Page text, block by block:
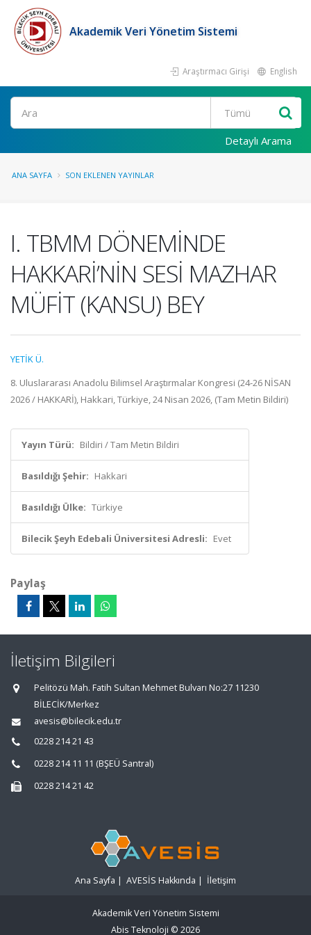
Akademik Veri Yönetim Sistemi
Araştırmacı Girişi English
Ara
Detaylı Arama
ANA SAYFA SON EKLENEN YAYINLAR
I. TBMM DÖNEMİNDE
HAKKARİ’NİN SESİ MAZHAR
MÜFİT (KANSU) BEY
YETİK Ü.
8. Uluslararası Anadolu Bilimsel Araştırmalar Kongresi (24-26 NİSAN
2026 / HAKKARİ), Hakkari, Türkiye, 24 Nisan 2026, (Tam Metin Bildiri)
Yayın Türü: Bildiri / Tam Metin Bildiri
Basıldığı Şehir: Hakkari
Basıldığı Ülke: Türkiye
Bilecik Şeyh Edebali Üniversitesi Adresli: Evet
Paylaş
İletişim Bilgileri
Pelitözü Mah. Fatih Sultan Mehmet Bulvarı No:27 11230
BİLECİK/Merkez
avesis@bilecik.edu.tr
0228 214 21 43
0228 214 11 11 (BŞEÜ Santral)
0228 214 21 42
Ana Sayfa | AVESİS Hakkında | İletişim
Akademik Veri Yönetim Sistemi
Abis Teknoloji © 2026